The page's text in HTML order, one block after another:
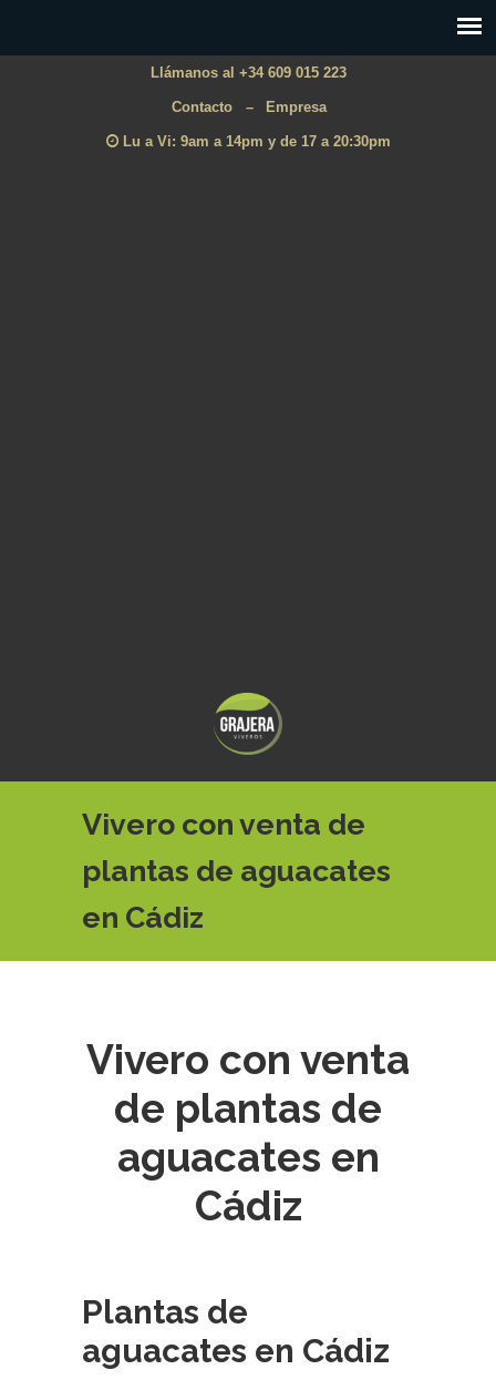
Llámanos al +34 609 015 223
Contacto – Empresa
Lu a Vi: 9am a 14pm y de 17 a 20:30pm
Vivero con venta de
plantas de aguacates
en Cádiz
Vivero con venta
de plantas de
aguacates en
Cádiz
Plantas de
aguacates en Cádiz